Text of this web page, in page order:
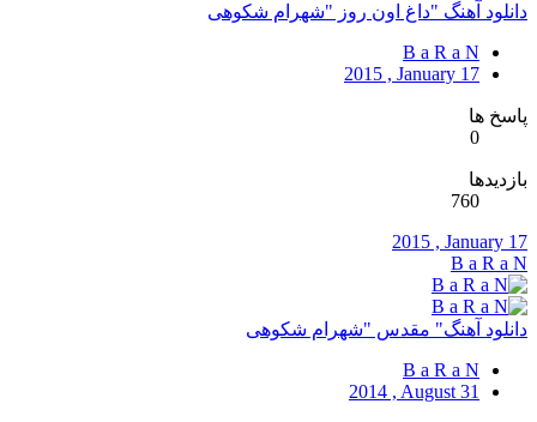
دانلود آهنگ "داغ اون روز "شهرام شکوهی
B a R a N
2015 , January 17
پاسخ ها
0
بازدیدها
760
2015 , January 17
B a R a N
دانلود آهنگ" مقدس "شهرام شکوهی
B a R a N
2014 , August 31